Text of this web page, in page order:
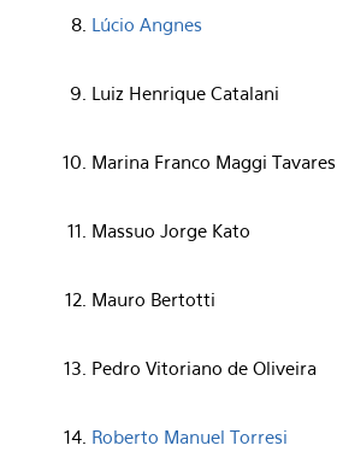
Lúcio Angnes
Luiz Henrique Catalani
Marina Franco Maggi Tavares
Massuo Jorge Kato
Mauro Bertotti
Pedro Vitoriano de Oliveira
Roberto Manuel Torresi